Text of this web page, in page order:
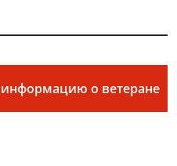
о ветеране